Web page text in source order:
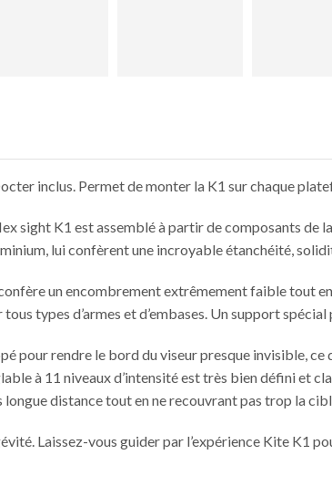
inclus. Permet de monter la K1 sur chaque
sight K1 est assemblé à partir de composants de
lui confèrent une incroyable étanchéité,
un encombrement extrêmement faible tout
tous types d’armes et d’embases. Un support
pour rendre le bord du viseur presque invisible,
à 11 niveaux d’intensité est très bien défini et
longue distance tout en ne recouvrant pas trop la
Laissez-vous guider par l’expérience Kite K1